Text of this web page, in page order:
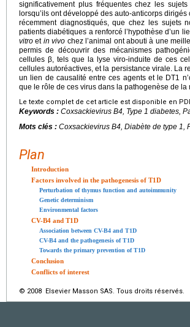
significativement plus fréquentes chez les
lorsqu’ils ont développé des auto-anticorps
récemment diagnostiqués, que chez les sujets
patients diabétiques a renforcé l’hypothèse d’un
vitro et in vivo chez l’animal ont abouti à une
permis de découvrir des mécanismes
cellules β, tels que la lyse viro-induite de ces
cellules autoréactives, et la persistance virale. La
un lien de causalité entre ces agents et le DT1
que le rôle de ces virus dans la pathogenèse de la
Le texte complet de cet article est disponible en
Keywords : Coxsackievirus B4, Type 1 diabetes,
Mots clés : Coxsackievirus B4, Diabète de type 1,
Plan
Introduction
Factors involved in the pathogenesis of T1D
Perturbation of thymus function and autoimmunity
Genetic determinism
Environmental factors
CV-B4 and T1D
Association between CV-B4 and T1D
CV-B4 and the pathogenesis of T1D
Towards the primary prevention of T1D
Conclusion
Conflicts of interest
© 2008 Elsevier Masson SAS. Tous droits réservés.